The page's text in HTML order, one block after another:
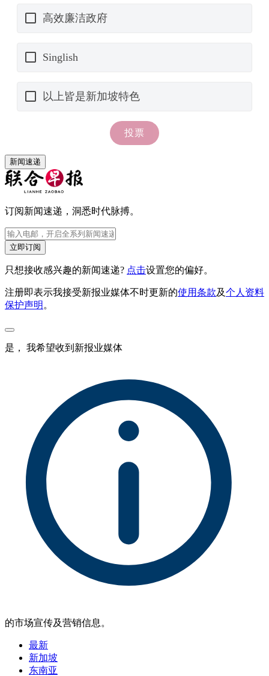
新闻速递
订阅新闻速递，洞悉时代脉搏。
立即订阅
只想接收感兴趣的新闻速递? 点击设置您的偏好。
注册即表示我接受新报业媒体不时更新的使用条款及个人资料
保护声明 。
是， 我希望收到新报业媒体
的市场宣传及营销信息。
最新
新加坡
东南亚